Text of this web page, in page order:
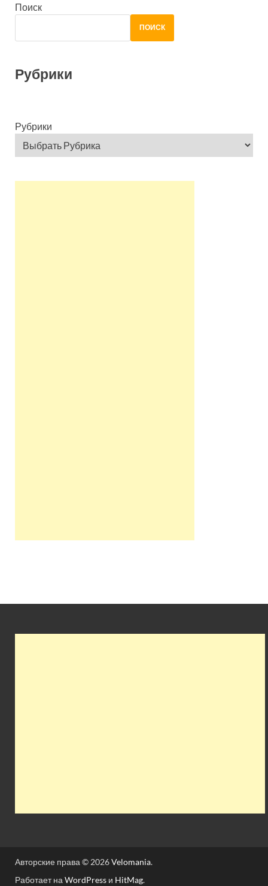
Поиск
ПОИСК
Рубрики
Рубрики
Авторские права © 2026Velomania.
Работает на WordPress и HitMag.